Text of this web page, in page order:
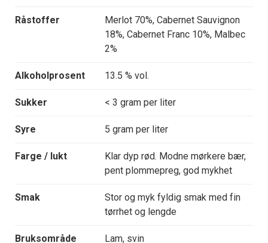
Råstoffer
Merlot 70%, Cabernet Sauvignon
18%, Cabernet Franc 10%, Malbec
2%
Alkoholprosent 13.5 % vol.
Sukker < 3 gram per liter
Syre 5 gram per liter
Farge / lukt
Klar dyp rød. Modne mørkere bær,
pent plommepreg, god mykhet
Smak
Stor og myk fyldig smak med fin
tørrhet og lengde
Bruksområde Lam, svin